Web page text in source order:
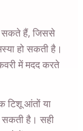
सकते हैं, जिससे
हो सकती है।
में मदद करते
टिशू आंतों या
सकती है। सही